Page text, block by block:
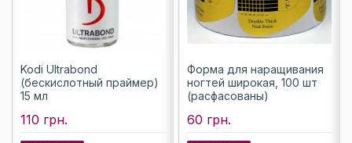
Kodi Ultrabond
(бескислотный праймер)
15 мл
110 грн.
Форма для наращивания
ногтей широкая, 100 шт
(расфасованы)
60 грн.